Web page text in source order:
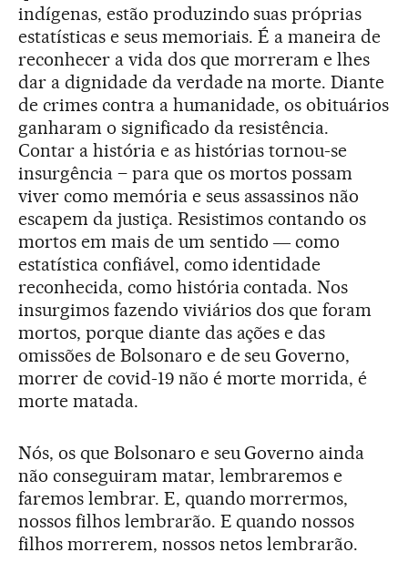
indígenas, estão produzindo suas próprias
estatísticas e seus memoriais. É a maneira de
reconhecer a vida dos que morreram e lhes
dar a dignidade da verdade na morte. Diante
de crimes contra a humanidade, os obituários
ganharam o significado da resistência.
Contar a história e as histórias tornou-se
insurgência – para que os mortos possam
viver como memória e seus assassinos não
escapem da justiça. Resistimos contando os
mortos em mais de um sentido ― como
estatística confiável, como identidade
reconhecida, como história contada. Nos
insurgimos fazendo viviários dos que foram
mortos, porque diante das ações e das
omissões de Bolsonaro e de seu Governo,
morrer de covid-19 não é morte morrida, é
morte matada.
Nós, os que Bolsonaro e seu Governo ainda
não conseguiram matar, lembraremos e
faremos lembrar. E, quando morrermos,
nossos filhos lembrarão. E quando nossos
filhos morrerem, nossos netos lembrarão.